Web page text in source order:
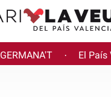
· El País